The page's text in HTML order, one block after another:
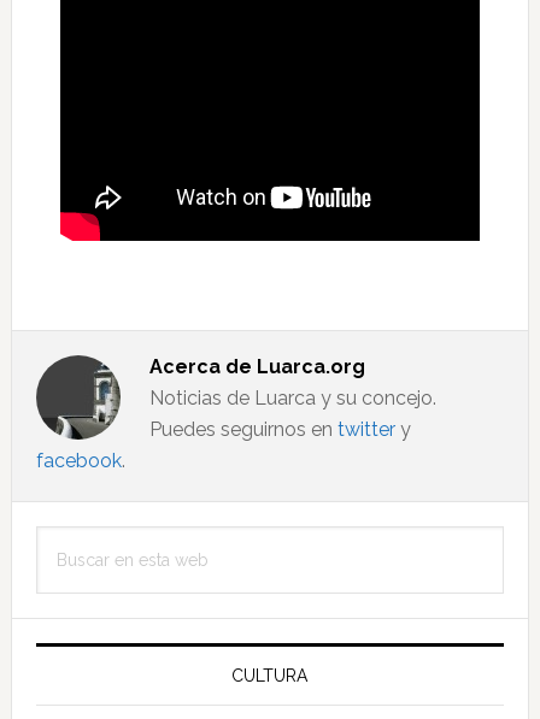
Acerca de Luarca.org
Noticias de Luarca y su concejo.
Puedes seguirnos en twittery
facebook.
Barra
lateral
principal
CULTURA